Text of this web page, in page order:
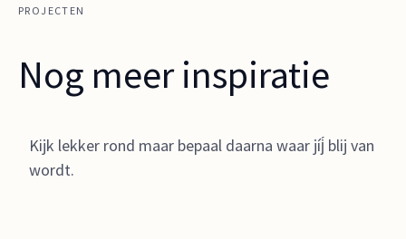
PROJECTEN
Nog meer inspiratie
Kijk lekker rond maar bepaal daarna waar jíj́ blij van
wordt.